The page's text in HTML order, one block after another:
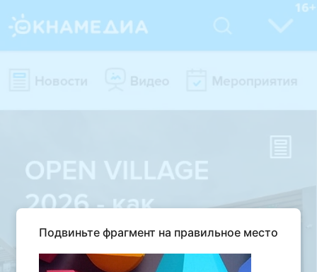
Подвиньте фрагмент на правильное место